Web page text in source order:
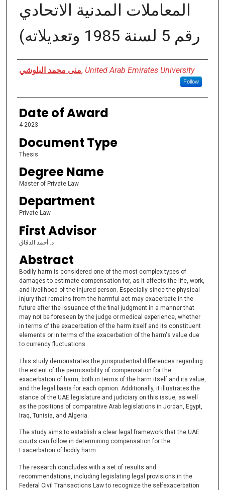
اﻟﻤﻌﺎﻣﻼت اﻟﻤﺪﻧﯿﺔ اﻻﺗﺤﺎدي
رﻗﻢ 5 ﻟﺴﻨﺔ 1985 وﺗﻌﺪﯾﻼته)
Author
منى محمد البلوشي, United Arab Emirates University
Follow
Date of Award
4-2023
Document Type
Thesis
Degree Name
Master of Private Law
Department
Private Law
First Advisor
د. أحمد الدقاق
Abstract
Bodily harm is considered one of the most complex types of
damages to estimate compensation for, as it affects the life, work,
and livelihood of the injured person. Especially since the physical
injury that remains from the harmful act may exacerbate in the
future after the issuance of the final judgment in a manner that
may not be foreseen by the judge or medical experience, whether
in terms of the exacerbation of the harm itself and its constituent
elements or in terms of the exacerbation of the harm's value due
to currency fluctuations.
This study demonstrates the jurisprudential differences regarding
the extent of the permissibility of compensation for the
exacerbation of harm, both in terms of the harm itself and its value,
and the legal basis for each opinion. Additionally, it illustrates the
stance of the UAE legislature and judiciary on this issue, as well
as the positions of comparative Arab legislations in Jordan, Egypt,
Iraq, Tunisia, and Algeria.
The study aims to establish a clear legal framework that the UAE
courts can follow in determining compensation for the
Exacerbation of bodily harm.
The research concludes with a set of results and
recommendations, including legislating legal provisions in the
Federal Civil Transactions Law to recognize the selfexacerbation